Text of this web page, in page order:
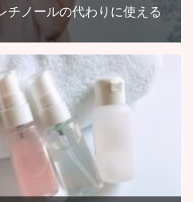
チノールの代わりに使える